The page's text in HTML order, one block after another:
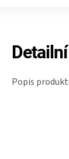
Popis